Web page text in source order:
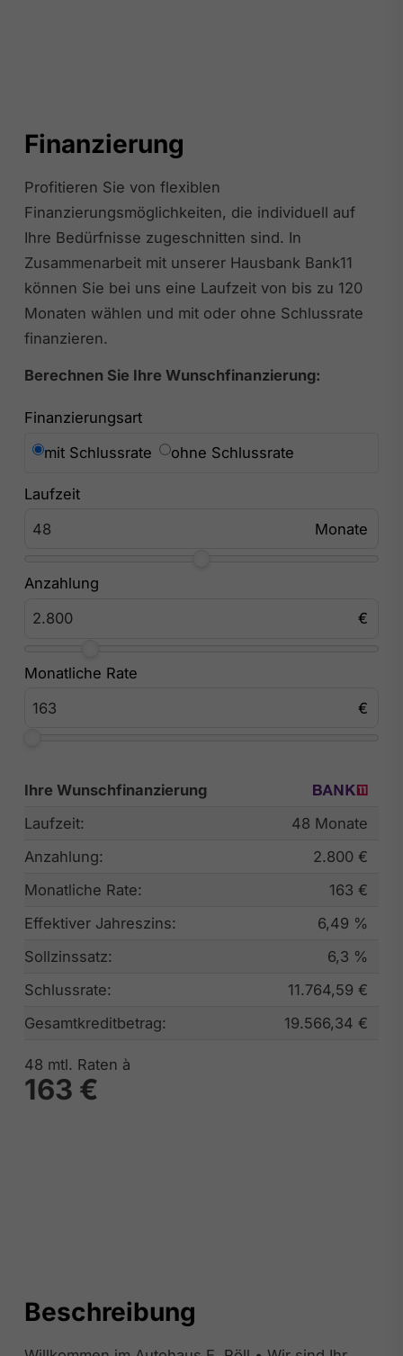
Finanzierung
Profitieren Sie von flexiblen
Finanzierungsmöglichkeiten, die individuell auf
Ihre Bedürfnisse zugeschnitten sind. In
Zusammenarbeit mit unserer Hausbank Bank11
können Sie bei uns eine Laufzeit von bis zu 120
Monaten wählen und mit oder ohne Schlussrate
finanzieren.
Berechnen Sie Ihre Wunschfinanzierung:
Finanzierungsart
mit Schlussrate
ohne Schlussrate
Laufzeit
Anzahlung
Monatliche Rate
Ihre Wunschfinanzierung
Laufzeit:
48 Monate
Anzahlung:
2.800 €
Monatliche Rate:
163 €
Effektiver Jahreszins:
6,49 %
Sollzinssatz:
6,3 %
Schlussrate:
11.764,59 €
Gesamtkreditbetrag:
19.566,34 €
48 mtl. Raten à
163 €
Beschreibung